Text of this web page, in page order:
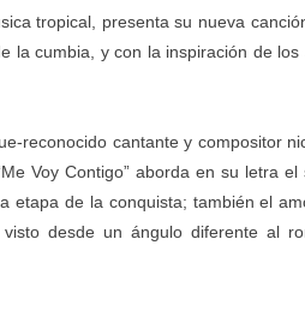
tropical, presenta su nueva
la cumbia, y con la inspiración de
reconocido cantante y compositor
Voy Contigo” aborda en su letra
etapa de la conquista; también el
desde un ángulo diferente al